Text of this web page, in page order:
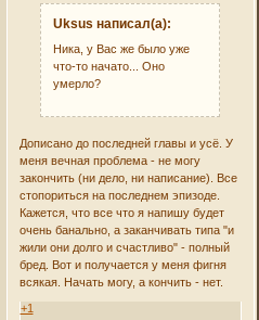
Uksus написал(а):
Ника, у Вас же было уже
что-то начато... Оно
умерло?
Дописано до последней главы и усё. У
меня вечная проблема - не могу
закончить (ни дело, ни написание). Все
стопориться на последнем эпизоде.
Кажется, что все что я напишу будет
очень банально, а заканчивать типа "и
жили они долго и счастливо" - полный
бред. Вот и получается у меня фигня
всякая. Начать могу, а кончить - нет.
+1